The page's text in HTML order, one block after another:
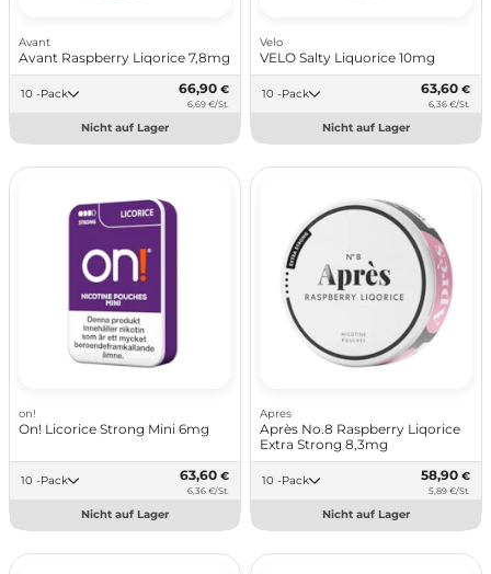
Avant
Avant Raspberry Liqorice 7,8mg
10 -Pack 66,90 €
6,69 €/St.
Nicht auf Lager
Velo
VELO Salty Liquorice 10mg
10 -Pack 63,60 €
6,36 €/St.
Nicht auf Lager
on!
On! Licorice Strong Mini 6mg
10 -Pack 63,60 €
6,36 €/St.
Nicht auf Lager
Apres
Après No.8 Raspberry Liqorice
Extra Strong 8,3mg
10 -Pack 58,90 €
5,89 €/St.
Nicht auf Lager